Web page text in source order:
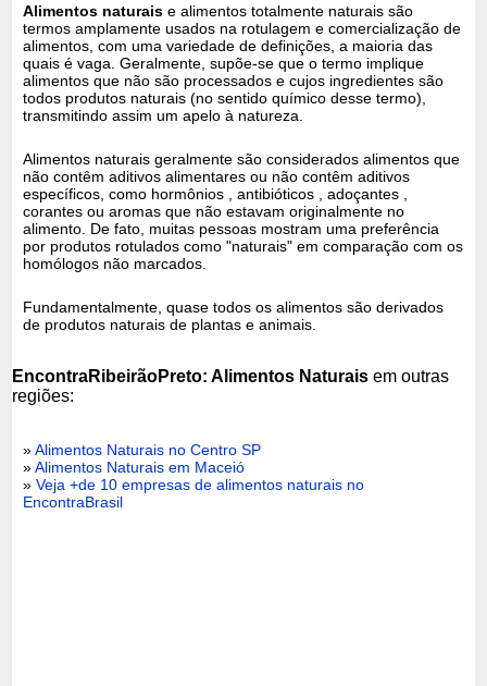
Alimentos naturais e alimentos totalmente naturais são
termos amplamente usados ​​na rotulagem e comercialização de
alimentos, com uma variedade de definições, a maioria das
quais é vaga. Geralmente, supõe-se que o termo implique
alimentos que não são processados ​​e cujos ingredientes são
todos produtos naturais (no sentido químico desse termo),
transmitindo assim um apelo à natureza.
Alimentos naturais geralmente são considerados alimentos que
não contêm aditivos alimentares ou não contêm aditivos
específicos, como hormônios , antibióticos , adoçantes ,
corantes ou aromas que não estavam originalmente no
alimento. De fato, muitas pessoas mostram uma preferência
por produtos rotulados como "naturais" em comparação com os
homólogos não marcados.
Fundamentalmente, quase todos os alimentos são derivados
de produtos naturais de plantas e animais.
EncontraRibeirãoPreto: Alimentos Naturais em outras
regiões:
»Alimentos Naturais no Centro SP
»Alimentos Naturais em Maceió
»Veja +de 10 empresas de alimentos naturais no
EncontraBrasil